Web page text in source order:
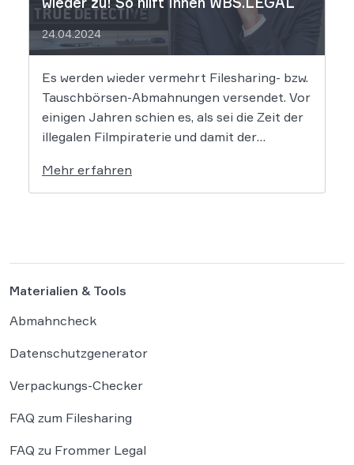
24.04.2024
Es werden wieder vermehrt Filesharing- bzw.
Tauschbörsen-Abmahnungen versendet. Vor
einigen Jahren schien es, als sei die Zeit der
illegalen Filmpiraterie und damit der
ist nicht so. Vor allem die bekannte Kanzlei
Frommer.Legal sowie einige weitere
Mehr erfahren
Materialien & Tools
Abmahncheck
Datenschutzgenerator
Verpackungs-Checker
FAQ zum Filesharing
FAQ zu Frommer Legal